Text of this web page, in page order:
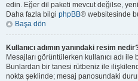
edin. Eğer dil paketi mevcut değilse,
Daha fazla bilgi phpBB® websitesinde
Başa dön
Kullanıcı adımın yanındaki resim
Mesajları görüntülerken kullanıcı adı
Bunlardan bir tanesi rütbeniz ile
nokta şeklinde; mesaj panosundaki